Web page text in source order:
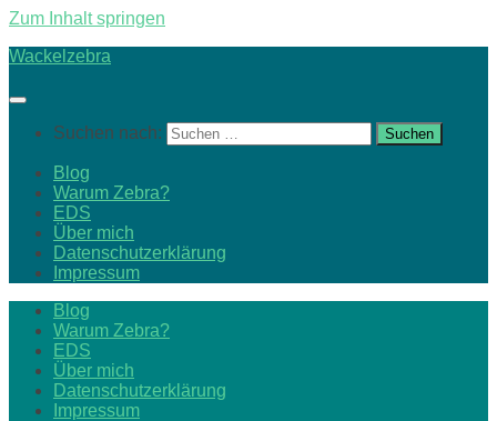
Zum Inhalt springen
Wackelzebra
Suchen nach:
Blog
Warum Zebra?
EDS
Über mich
Datenschutzerklärung
Impressum
Blog
Warum Zebra?
EDS
Über mich
Datenschutzerklärung
Impressum